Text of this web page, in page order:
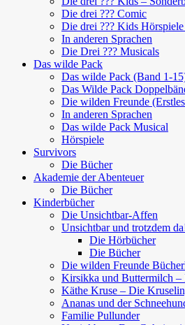
Die drei ??? Comic
Die drei ??? Kids
In anderen Sprachen
Die Drei ??? Musicals
Das wilde Pack
Das wilde Pack (Band 1-
Das Wilde Pack
Die wilden Freunde
In anderen Sprachen
Das wilde Pack Musical
Hörspiele
Survivors
Die Bücher
Akademie der Abenteuer
Die Bücher
Kinderbücher
Die Unsichtbar-Affen
Unsichtbar und trotzdem
Die Hörbücher
Die Bücher
Die wilden Freunde
Kirsikka und Buttermilch –
Käthe Kruse – Die
Ananas und der
Familie Pullunder